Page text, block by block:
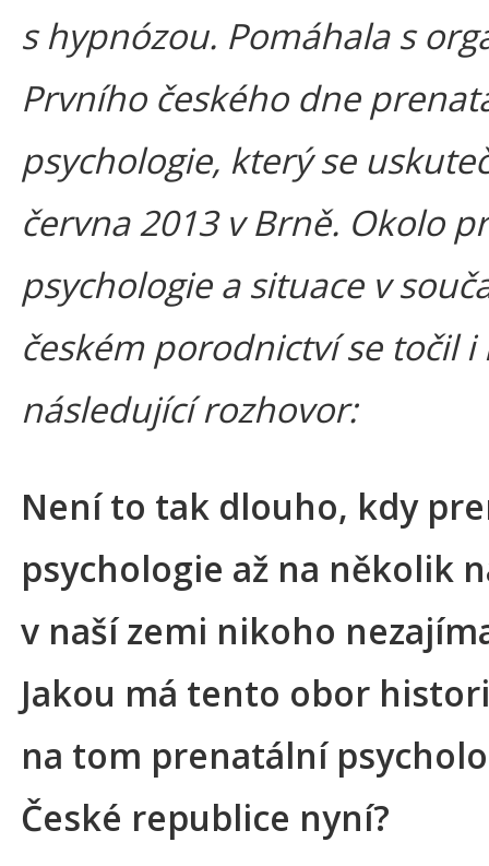
s hypnózou. Pomáhala s
Prvního českého dne
psychologie, který se
června 2013 v Brně. Okolo
psychologie a situace v
českém porodnictví se točil i
následující rozhovor:
Není to tak dlouho, kdy
psychologie až na několik
v naší zemi nikoho
Jakou má tento obor
na tom prenatální
České republice nyní?